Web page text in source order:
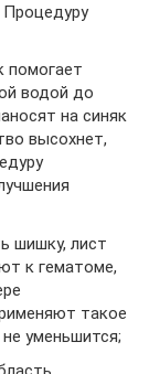
Процедуру
помогает
водой до
на синяк
высохнет,
шишку, лист
к гематоме,
такое
уменьшится;